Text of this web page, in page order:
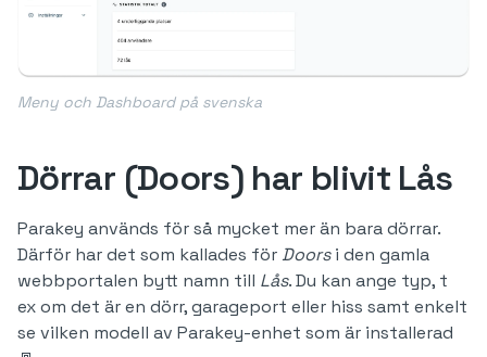
Meny och Dashboard på svenska
Dörrar (Doors) har blivit Lås
Parakey används för så mycket mer än bara dörrar.
Därför har det som kallades för Doorsi den gamla
webbportalen bytt namn till Lås. Du kan ange typ, t
ex om det är en dörr, garageport eller hiss samt enkelt
se vilken modell av Parakey-enhet som är installerad